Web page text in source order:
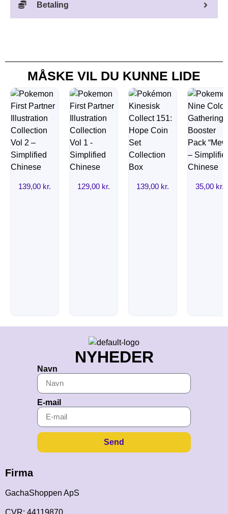
Betaling
MÅSKE VIL DU KUNNE LIDE
139,00 kr. 129,00 kr. 139,00 kr. 35,00 kr.
NYHEDER
Navn
E-mail
Send
Firma
GachaShoppen ApS
CVR: 44119870